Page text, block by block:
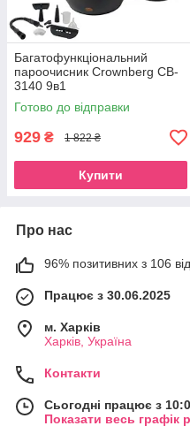
Багатофункціональний
пароочисник Crownberg CB-
3140 9в1
Готово до відправки
929 ₴ 1 822 ₴
Купити
Про нас
96% позитивних з 106
Працює з 30.06.2025
м. Харків
Харків, Україна
Контакти
Сьогодні працює з
Показати весь графік